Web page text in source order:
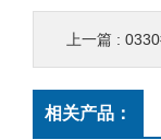
上一篇 :
相关产品：